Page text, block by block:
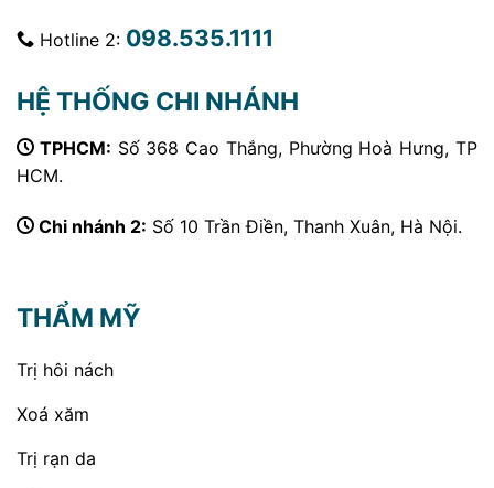
Hotline 2: 098.535.1111
HỆ THỐNG CHI NHÁNH
TPHCM: Số 368 Cao Thắng, Phường Hoà Hưng, TP
HCM.
Chi nhánh 2: Số 10 Trần Điền, Thanh Xuân, Hà Nội.
THẨM MỸ
Trị hôi nách
Xoá xăm
Trị rạn da